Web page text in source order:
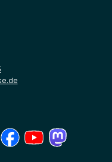
Fenster)
neues Fenster)
ein neues Fenster)
(Link öffnet ein neues Fenster)
(Link öffnet ein neues
(Link öffnet ein